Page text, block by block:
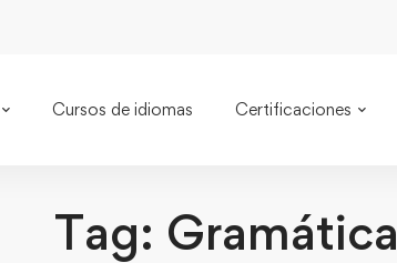
Cursos de idiomas Certificaciones
Tag: Gramática